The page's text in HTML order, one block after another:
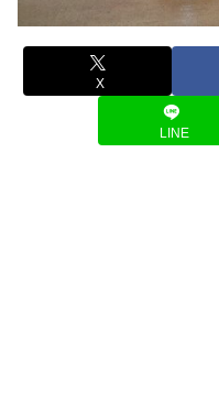
X
LINE